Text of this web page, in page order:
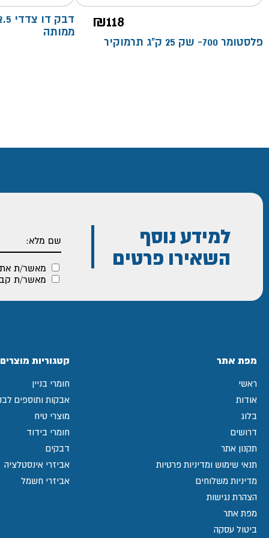
₪118
פלסטומר 700- שק 25 ק"ג תרמוקיר
ממותה
למידע נוסף
השאירו פרטים
מאשר/ת
מאשר/ת
מפת אתר
ראשי
אודות
בלוג
דרושים
תקנון אתר
תנאי שימוש ומדיניות פרטיות
מדיניות משלוחים
הצהרת נגישות
מפת אתר
ביטול עסקה
קטגוריות מוצרים
חומרי בניין
אבקות ותוספים
מוצרי טיח
חומרי בידוד
דבקים
אביזרי אינסטלציה
אביזרי חשמל